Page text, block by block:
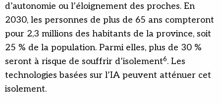
d’autonomie ou l’éloignement des proches. En
2030, les personnes de plus de 65 ans compteront
pour 2,3 millions des habitants de la province, soit
25 % de la population. Parmi elles, plus de 30 %
seront à risque de souffrir d’isolement6. Les
technologies basées sur l’IA peuvent atténuer cet
isolement.